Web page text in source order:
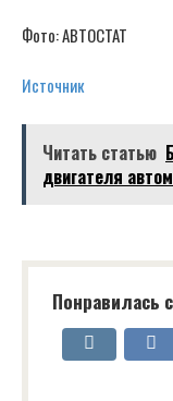
Фото: АВТОСТАТ
Источник
Читать статью
двигателя
Понравилась